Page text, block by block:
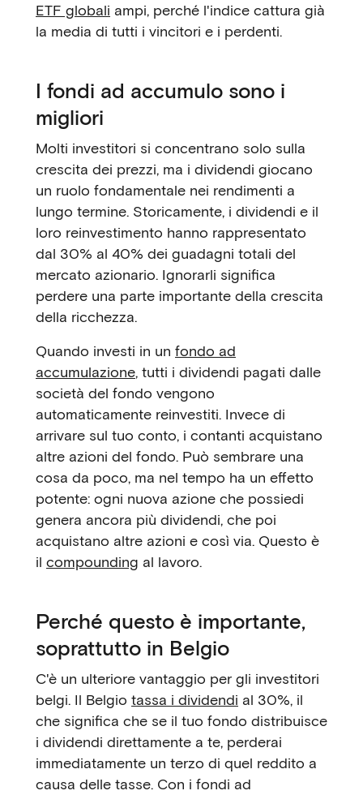
ETF globali ampi, perché l'indice cattura già
la media di tutti i vincitori e i perdenti.
I fondi ad accumulo sono i
migliori
Molti investitori si concentrano solo sulla
crescita dei prezzi, ma i dividendi giocano
un ruolo fondamentale nei rendimenti a
lungo termine. Storicamente, i dividendi e il
loro reinvestimento hanno rappresentato
dal 30% al 40% dei guadagni totali del
mercato azionario. Ignorarli significa
perdere una parte importante della crescita
della ricchezza.
Quando investi in un fondo ad
accumulazione, tutti i dividendi pagati dalle
società del fondo vengono
automaticamente reinvestiti. Invece di
arrivare sul tuo conto, i contanti acquistano
altre azioni del fondo. Può sembrare una
cosa da poco, ma nel tempo ha un effetto
potente: ogni nuova azione che possiedi
genera ancora più dividendi, che poi
acquistano altre azioni e così via. Questo è
il compounding al lavoro.
Perché questo è importante,
soprattutto in Belgio
C'è un ulteriore vantaggio per gli investitori
belgi. Il Belgio tassa i dividendi al 30%, il
che significa che se il tuo fondo distribuisce
i dividendi direttamente a te, perderai
immediatamente un terzo di quel reddito a
causa delle tasse. Con i fondi ad